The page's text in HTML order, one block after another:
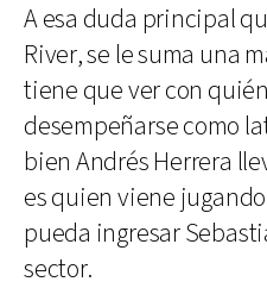
A esa duda principal
River, se le suma una
tiene que ver con
desempeñarse como
bien Andrés Herrera
es quien viene
pueda ingresar
sector.